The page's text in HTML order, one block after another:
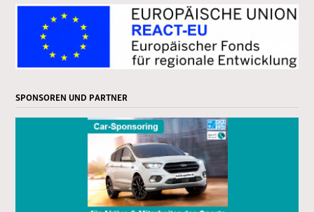
SPONSOREN UND PARTNER